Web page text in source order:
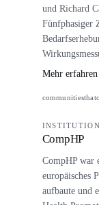
und Richard
Fünfphasiger
Mehr erfahren
INSTITUTION
CompHP
CompHP war
europäisches
aufbaute und